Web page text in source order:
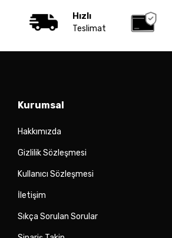
Hızlı
Teslimat
Kurumsal
Hakkımızda
Gizlilik Sözleşmesi
Kullanıcı Sözleşmesi
İletişim
Sıkça Sorulan Sorular